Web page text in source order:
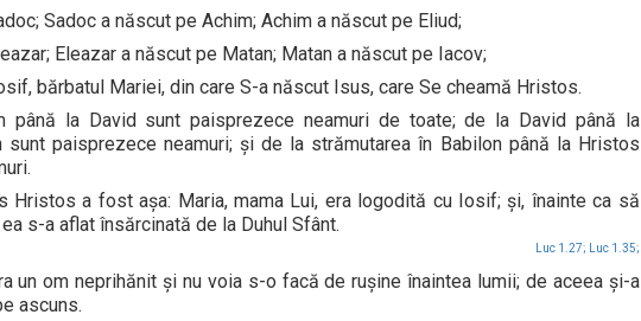
Sadoc a născut pe Achim; Achim a născut pe Eliud;
Eleazar a născut pe Matan; Matan a născut pe Iacov;
bărbatul Mariei, din care S-a născut Isus, care Se cheamă Hristos.
până la David sunt paisprezece neamuri de toate; de la David până la
sunt paisprezece neamuri; şi de la strămutarea în Babilon până la Hristos
Hristos a fost aşa: Maria, mama Lui, era logodită cu Iosif; şi, înainte ca să
s-a aflat însărcinată de la Duhul Sfânt.
Luc 1.27; Luc 1.35;
un om neprihănit şi nu voia s-o facă de ruşine înaintea lumii; de aceea şi-a
ascuns.